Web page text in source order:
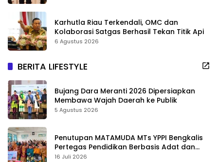
Karhutla Riau Terkendali, OMC dan
Kolaborasi Satgas Berhasil Tekan Titik Api
6 Agustus 2026
BERITA LIFESTYLE
Bujang Dara Meranti 2026 Dipersiapkan
Membawa Wajah Daerah ke Publik
5 Agustus 2026
Penutupan MATAMUDA MTs YPPI Bengkalis
Pertegas Pendidikan Berbasis Adat dan
Karakter
16 Juli 2026